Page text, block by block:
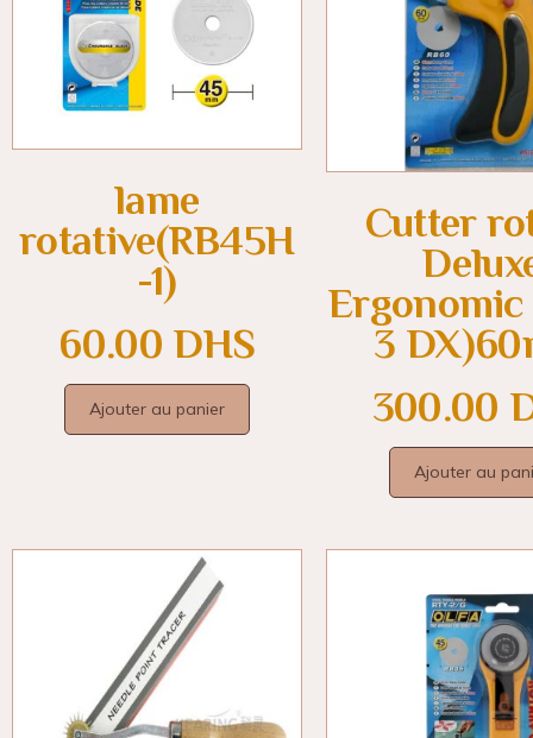
lame
rotative(RB45H
-1)
60.00 DHS
Ajouter au panier
Cutter
Ergonomic
3
300.00
Ajouter au